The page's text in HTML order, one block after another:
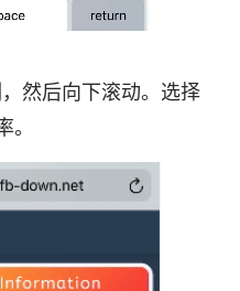
然后向下滚动。选择